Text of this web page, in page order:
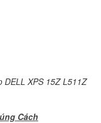
DELL XPS 15Z L511Z
Cách